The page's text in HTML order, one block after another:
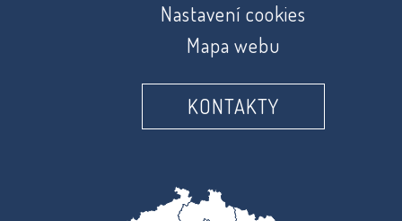
Nastavení cookies
Mapa webu
KONTAKTY